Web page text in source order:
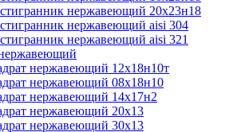
нержавеющий 20х23н18
нержавеющий aisi 304
нержавеющий aisi 321
нержавеющий 12х18н10т
нержавеющий 08х18н10
нержавеющий 14х17н2
нержавеющий 20х13
нержавеющий 30х13